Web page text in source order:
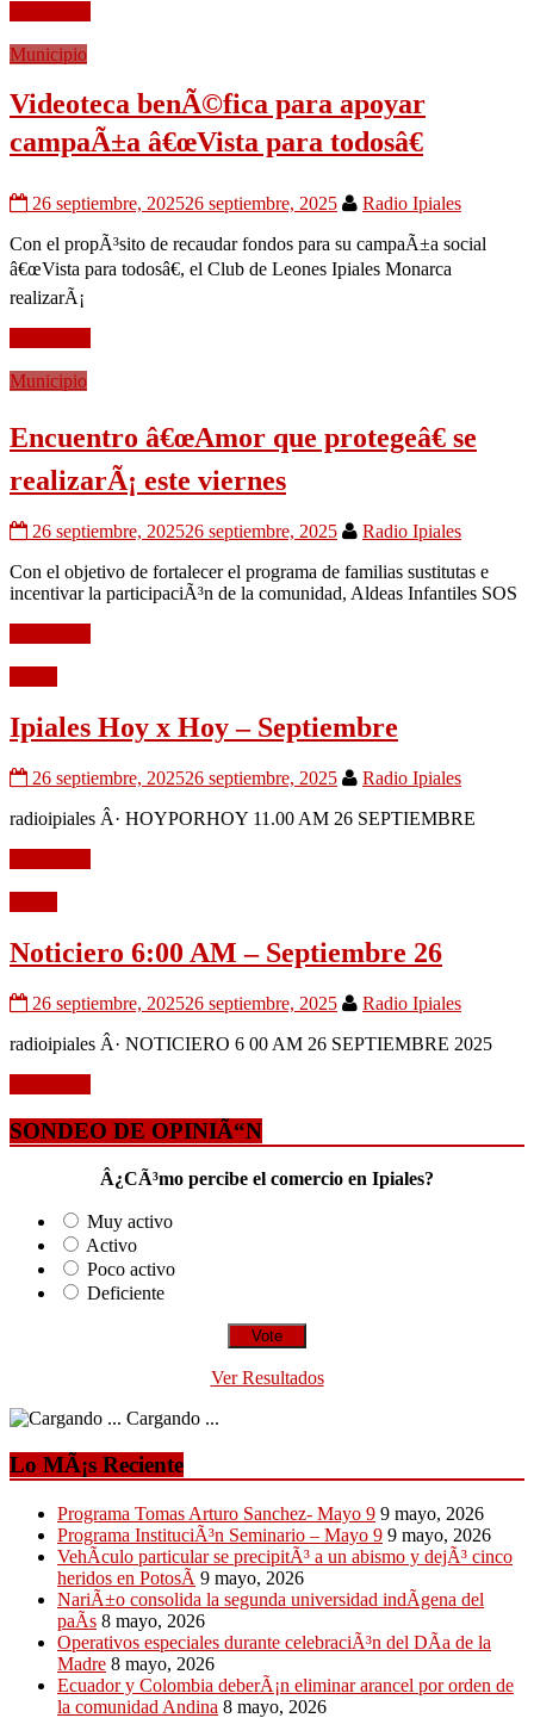
Municipio
Videoteca benÃ©fica para apoyar
campaÃ±a â€œVista para todosâ€
26 septiembre, 202526 septiembre, 2025
Radio Ipiales
Con el propÃ³sito de recaudar fondos para su campaÃ±a social
â€œVista para todosâ€, el Club de Leones Ipiales Monarca
realizarÃ¡
Municipio
Encuentro â€œAmor que protegeâ€ se
realizarÃ¡ este viernes
26 septiembre, 202526 septiembre, 2025
Radio Ipiales
Con el objetivo de fortalecer el programa de familias sustitutas e
incentivar la participaciÃ³n de la comunidad, Aldeas Infantiles SOS
Ipiales Hoy x Hoy – Septiembre
26 septiembre, 202526 septiembre, 2025
Radio Ipiales
radioipiales Â· HOYPORHOY 11.00 AM 26 SEPTIEMBRE
Noticiero 6:00 AM – Septiembre 26
26 septiembre, 202526 septiembre, 2025
Radio Ipiales
radioipiales Â· NOTICIERO 6 00 AM 26 SEPTIEMBRE 2025
SONDEO DE OPINIÃ“N
Â¿CÃ³mo percibe el comercio en Ipiales?
Muy activo
Activo
Poco activo
Deficiente
Ver Resultados
Cargando ...
Lo MÃ¡s Reciente
Programa Tomas Arturo Sanchez- Mayo 9 9 mayo, 2026
Programa InstituciÃ³n Seminario – Mayo 9 9 mayo, 2026
VehÃ­culo particular se precipitÃ³ a un abismo y dejÃ³ cinco
heridos en PotosÃ­ 9 mayo, 2026
NariÃ±o consolida la segunda universidad indÃ­gena del
paÃ­s 8 mayo, 2026
Operativos especiales durante celebraciÃ³n del DÃ­a de la
Madre 8 mayo, 2026
Ecuador y Colombia deberÃ¡n eliminar arancel por orden de
la comunidad Andina 8 mayo, 2026